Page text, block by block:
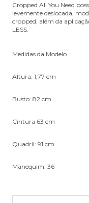
Cropped All You Need
levemente deslocada,
cropped, além da
LESS.
Medidas da Modelo
Altura: 1,77 cm
Busto: 82 cm
Cintura 63 cm
Quadril: 91 cm
Manequim: 36